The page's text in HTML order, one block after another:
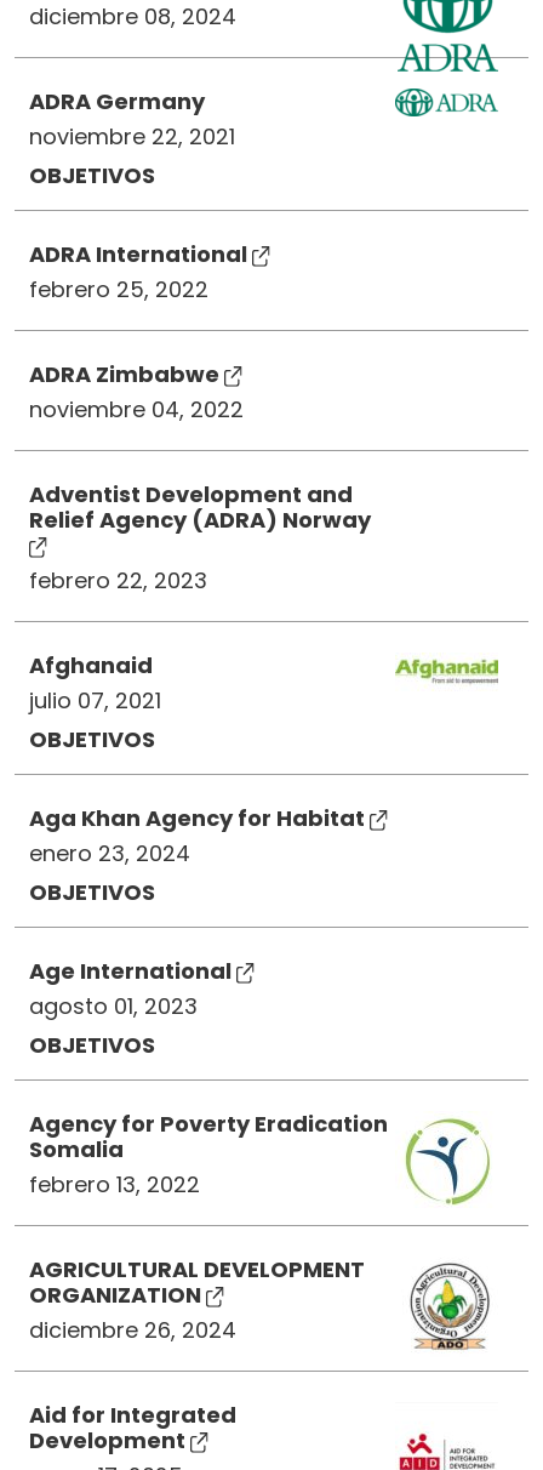
diciembre 08, 2024
ADRA Germany
noviembre 22, 2021
OBJETIVOS
ADRA International
febrero 25, 2022
ADRA Zimbabwe
noviembre 04, 2022
Adventist Development and
Relief Agency (ADRA) Norway
febrero 22, 2023
Afghanaid
julio 07, 2021
OBJETIVOS
Aga Khan Agency for Habitat
enero 23, 2024
OBJETIVOS
Age International
agosto 01, 2023
OBJETIVOS
Agency for Poverty Eradication
Somalia
febrero 13, 2022
AGRICULTURAL DEVELOPMENT
ORGANIZATION
diciembre 26, 2024
Aid for Integrated
Development